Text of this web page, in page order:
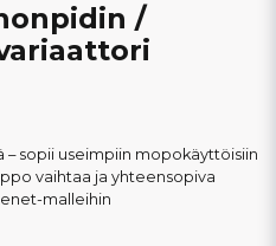
/
sopii useimpiin mopokäyttöisiin
vaihtaa ja yhteensopiva
malleihin